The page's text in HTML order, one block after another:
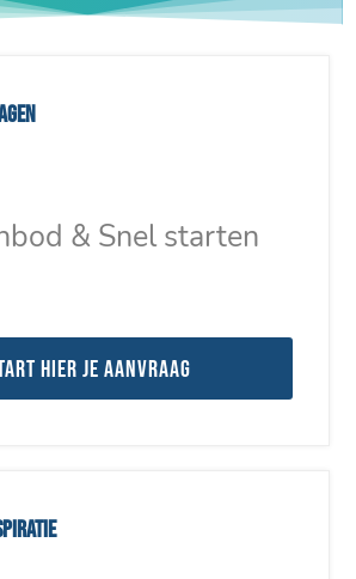
& Snel starten
hier je aanvraag